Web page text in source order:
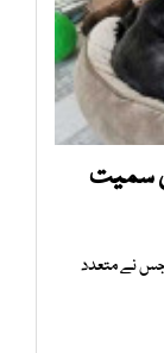
سمیت
نے متعدد